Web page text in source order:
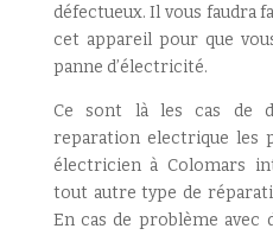
défectueux. Il vous faudra
cet appareil pour que
panne d’électricité.
Ce sont là les cas de
reparation electrique les
électricien à Colomars
tout autre type de
En cas de problème avec